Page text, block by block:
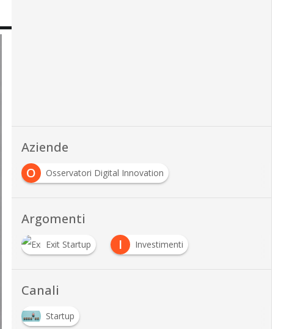
Aziende
O
Osservatori Digital Innovation
Argomenti
Exit Startup I Investimenti
Canali
Startup